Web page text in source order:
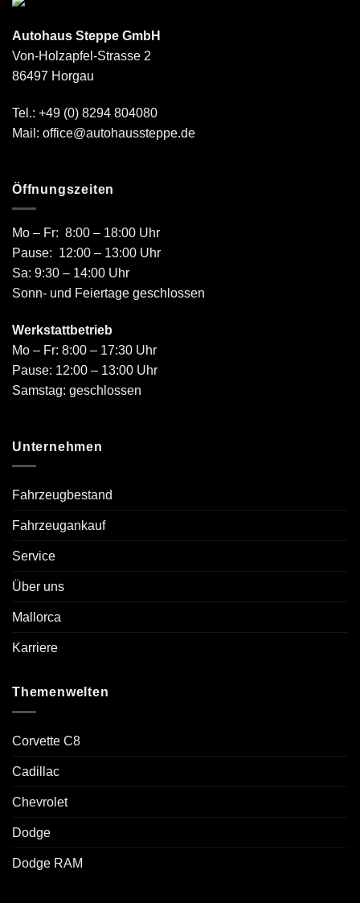
Autohaus Steppe GmbH
Von-Holzapfel-Strasse 2
86497 Horgau
Tel.: +49 (0) 8294 804080
Mail: office@autohaussteppe.de
Öffnungszeiten
Mo – Fr: 8:00 – 18:00 Uhr
Pause: 12:00 – 13:00 Uhr
Sa: 9:30 – 14:00 Uhr
Sonn- und Feiertage geschlossen
Werkstattbetrieb
Mo – Fr: 8:00 – 17:30 Uhr
Pause: 12:00 – 13:00 Uhr
Samstag: geschlossen
Unternehmen
Fahrzeugbestand
Fahrzeugankauf
Service
Über uns
Mallorca
Karriere
Themenwelten
Corvette C8
Cadillac
Chevrolet
Dodge
Dodge RAM